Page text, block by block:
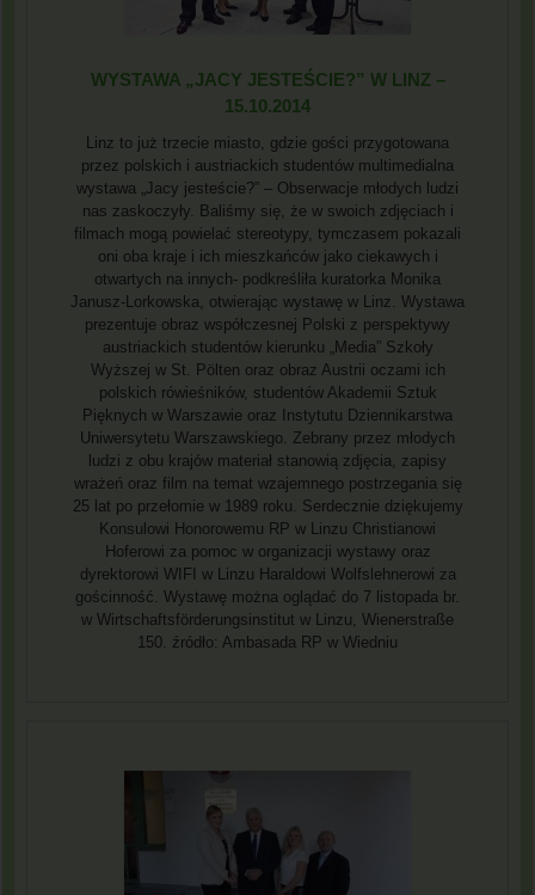
WYSTAWA „JACY JESTEŚCIE?” W LINZ –
15.10.2014
Linz to już trzecie miasto, gdzie gości przygotowana
przez polskich i austriackich studentów multimedialna
wystawa „Jacy jesteście?” – Obserwacje młodych ludzi
nas zaskoczyły. Baliśmy się, że w swoich zdjęciach i
filmach mogą powielać stereotypy, tymczasem pokazali
oni oba kraje i ich mieszkańców jako ciekawych i
otwartych na innych- podkreśliła kuratorka Monika
Janusz-Lorkowska, otwierając wystawę w Linz. Wystawa
prezentuje obraz współczesnej Polski z perspektywy
austriackich studentów kierunku „Media” Szkoły
Wyższej w St. Pölten oraz obraz Austrii oczami ich
polskich rówieśników, studentów Akademii Sztuk
Pięknych w Warszawie oraz Instytutu Dziennikarstwa
Uniwersytetu Warszawskiego. Zebrany przez młodych
ludzi z obu krajów materiał stanowią zdjęcia, zapisy
wrażeń oraz film na temat wzajemnego postrzegania się
25 lat po przełomie w 1989 roku. Serdecznie dziękujemy
Konsulowi Honorowemu RP w Linzu Christianowi
Hoferowi za pomoc w organizacji wystawy oraz
dyrektorowi WIFI w Linzu Haraldowi Wolfslehnerowi za
gościnność. Wystawę można oglądać do 7 listopada br.
w Wirtschaftsförderungsinstitut w Linzu, Wienerstraße
150. źródło: Ambasada RP w Wiedniu